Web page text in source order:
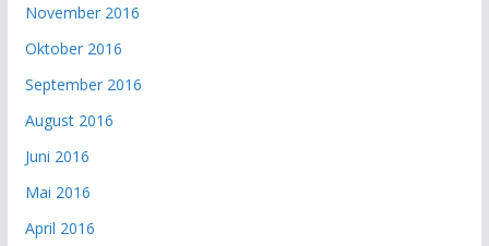
November 2016
Oktober 2016
September 2016
August 2016
Juni 2016
Mai 2016
April 2016